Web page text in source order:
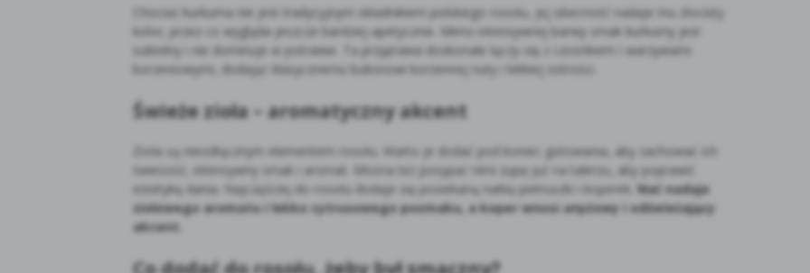
Chociaż kurkuma nie jest tradycyjnym składnikiem polskiego rosołu, jej obecność nadaje mu złocisty
kolor, przez co wygląda jeszcze bardziej apetycznie. Mimo intensywnej barwy smak kurkumy jest
subtelny i nie dominuje w potrawie. Ta przyprawa doskonale łączy się z czosnkiem i warzywami
korzeniowymi, dodając klasycznemu bulionowi korzennej nuty i lekkiej ostrości.
Świeże zioła – aromatyczny akcent
Zioła są nieodłącznym elementem rosołu. Warto je dodać pod koniec gotowania, aby zachować ich
świeżość, intensywny smak i aromat. Można też posypać nimi zupę już na talerzu, aby poprawić
estetykę dania. Najczęściej do rosołu dodaje się posiekaną natkę pietruszki i koperek. Nać nadaje
ziołowego aromatu i lekko cytrusowego posmaku, a koper wnosi anyżowy i odświeżający
akcent.